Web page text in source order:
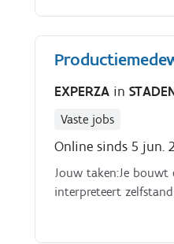
interieurprojecten en
buitenland Werken
kwalitatieve
EXPERZA in
Vaste jobs
Online sinds 5 jun.
Jouw taken:Je bouwt
interpreteert